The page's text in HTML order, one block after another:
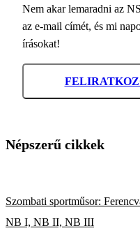
Nem akar lemaradni az
az e-mail címét, és mi
írásokat!
Népszerű cikkek
Szombati sportműsor:
NB I, NB II, NB III